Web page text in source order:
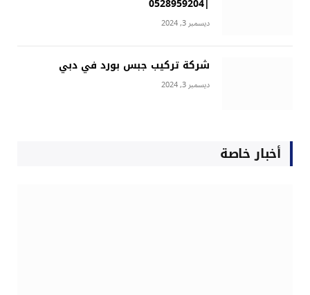
|0528959204
ديسمبر 3, 2024
شركة تركيب جبس بورد في دبي
ديسمبر 3, 2024
أخبار خاصة